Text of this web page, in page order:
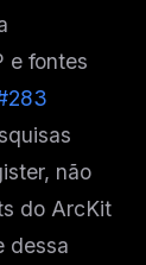
e fontes
não
do ArcKit
dessa